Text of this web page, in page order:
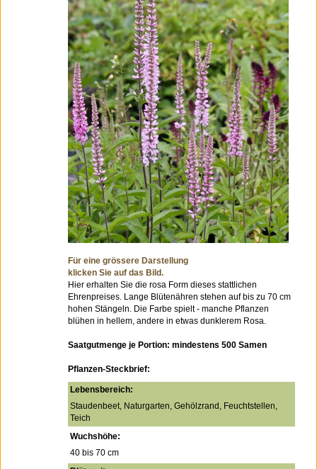
Für eine grössere Darstellung
klicken Sie auf das Bild.
Hier erhalten Sie die rosa Form dieses stattlichen
Ehrenpreises. Lange Blütenähren stehen auf bis zu 70 cm
hohen Stängeln. Die Farbe spielt - manche Pflanzen
blühen in hellem, andere in etwas dunklerem Rosa.
Saatgutmenge je Portion: mindestens 500 Samen
Pflanzen-Steckbrief:
Lebensbereich:
Staudenbeet, Naturgarten, Gehölzrand, Feuchtstellen,
Teich
Wuchshöhe:
40 bis 70 cm